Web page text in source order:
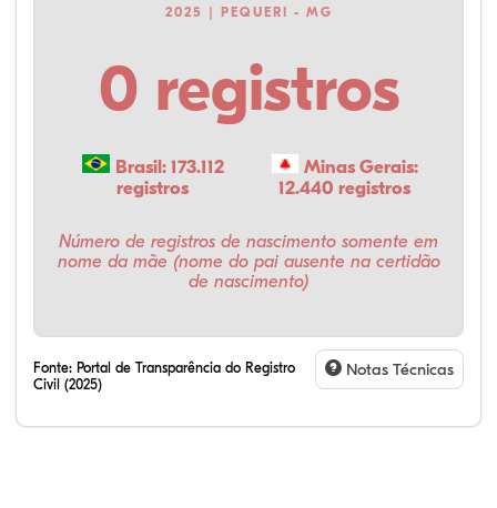
2025 | PEQUERI - MG
0 registros
Brasil: 173.112
registros
Minas Gerais:
12.440 registros
Número de registros de nascimento somente em
nome da mãe (nome do pai ausente na certidão
de nascimento)
Fonte: Portal de Transparência do Registro
Civil (2025)
Notas Técnicas